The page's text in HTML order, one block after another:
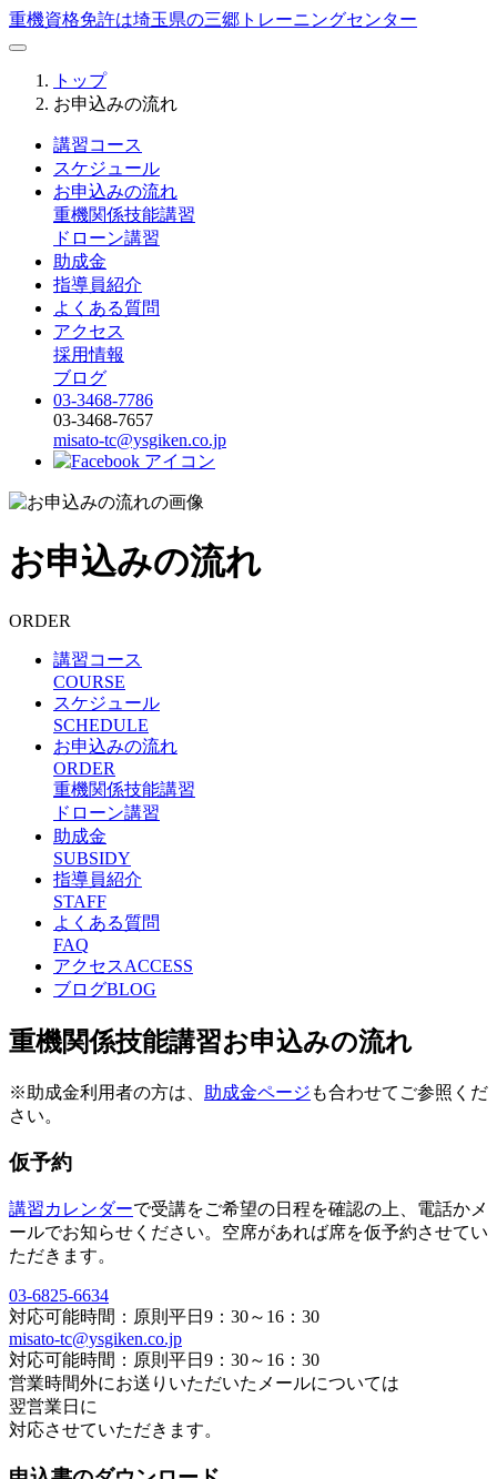
重機資格免許は埼玉県の三郷トレーニングセンター
トップ
お申込みの流れ
講習コース
スケジュール
お申込みの流れ
重機関係技能講習
ドローン講習
助成金
指導員紹介
よくある質問
アクセス
採用情報
ブログ
03-3468-7786
03-3468-7657
misato-tc@ysgiken.co.jp
お申込みの流れ
ORDER
講習コース
COURSE
スケジュール
SCHEDULE
お申込みの流れ
ORDER
重機関係技能講習
ドローン講習
助成金
SUBSIDY
指導員紹介
STAFF
よくある質問
FAQ
アクセスACCESS
ブログBLOG
重機関係技能講習お申込みの流れ
※助成金利用者の方は、 助成金ページ も合わせてご参照くだ
さい。
仮予約
講習カレンダーで受講をご希望の日程を確認の上、 電話かメ
ールでお知らせください。 空席があれば席を仮予約させてい
ただきます。
03-6825-6634
対応可能時間：原則平日9：30～16：30
misato-tc@ysgiken.co.jp
対応可能時間：原則平日9：30～16：30
営業時間外にお送りいただいたメールについては
翌営業日に
対応させていただきます。